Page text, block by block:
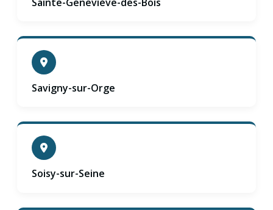
Savigny-sur-Orge
Soisy-sur-Seine